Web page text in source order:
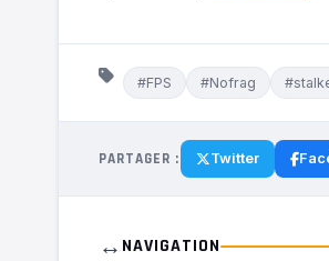
#FPS #Nofrag
PARTAGER : Twitter
↔️ NAVIGATION